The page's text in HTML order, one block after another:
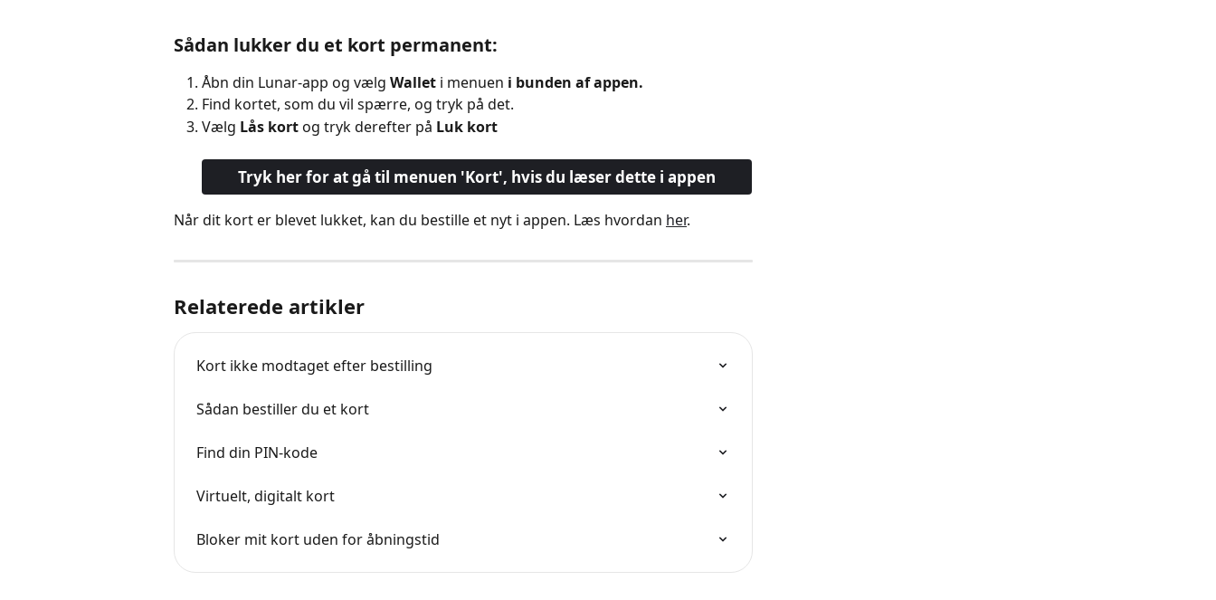
Sådan lukker du et kort permanent:
Åbn din Lunar-app og vælg Wallet i menuen i bunden af appen.
Find kortet, som du vil spærre, og tryk på det.
Vælg Lås kort og tryk derefter på Luk kort
Tryk her for at gå til menuen 'Kort', hvis du læser dette i appen
Når dit kort er blevet lukket, kan du bestille et nyt i appen. Læs hvordan her.
Relaterede artikler
Kort ikke modtaget efter bestilling
Sådan bestiller du et kort
Find din PIN-kode
Virtuelt, digitalt kort
Bloker mit kort uden for åbningstid